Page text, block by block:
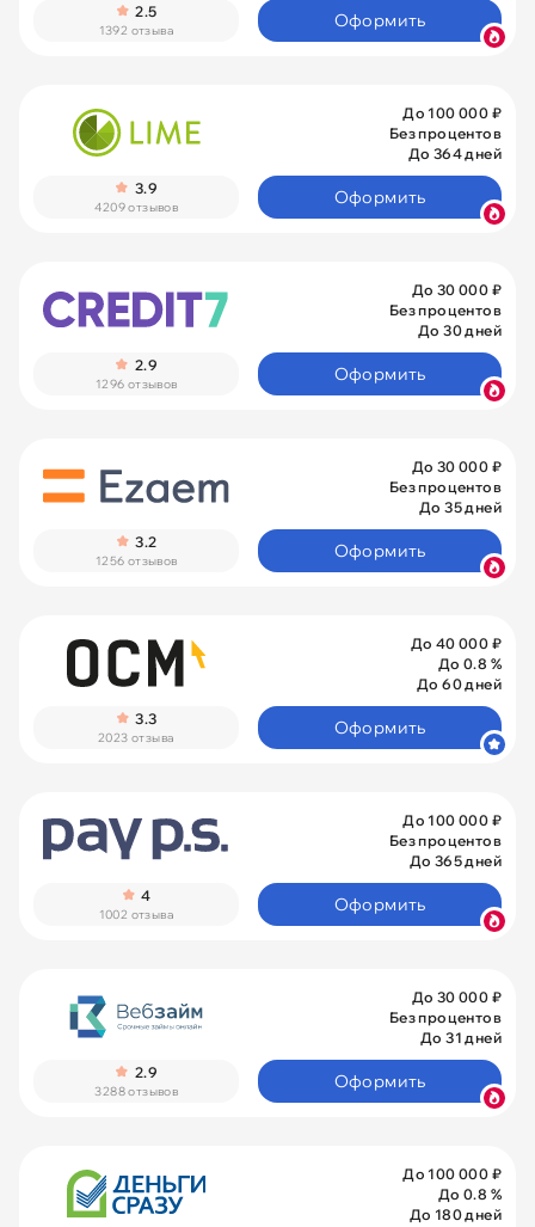
2.5
1392 отзыва Оформить
До 100 000 ₽
Без процентов
До 364 дней
3.9
4209 отзывов Оформить
До 30 000 ₽
Без процентов
До 30 дней
2.9
1296 отзывов Оформить
До 30 000 ₽
Без процентов
До 35 дней
3.2
1256 отзывов Оформить
До 40 000 ₽
До 0.8 %
До 60 дней
3.3
2023 отзыва Оформить
До 100 000 ₽
Без процентов
До 365 дней
4
1002 отзыва Оформить
До 30 000 ₽
Без процентов
До 31 дней
2.9
3288 отзывов Оформить
До 100 000 ₽
До 0.8 %
До 180 дней